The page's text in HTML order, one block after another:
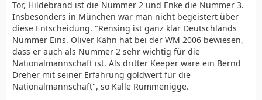
Tor, Hildebrand ist die Nummer 2 und Enke die Nummer 3.
Insbesonders in München war man nicht begeistert über
diese Entscheidung. "Rensing ist ganz klar Deutschlands
Nummer Eins. Oliver Kahn hat bei der WM 2006 bewiesen,
dass er auch als Nummer 2 sehr wichtig für die
Nationalmannschaft ist. Als dritter Keeper wäre ein Bernd
Dreher mit seiner Erfahrung goldwert für die
Nationalmannschaft", so Kalle Rummenigge.